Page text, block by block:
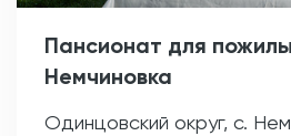
Пансионат для
Немчиновка
Одинцовский округ, с.